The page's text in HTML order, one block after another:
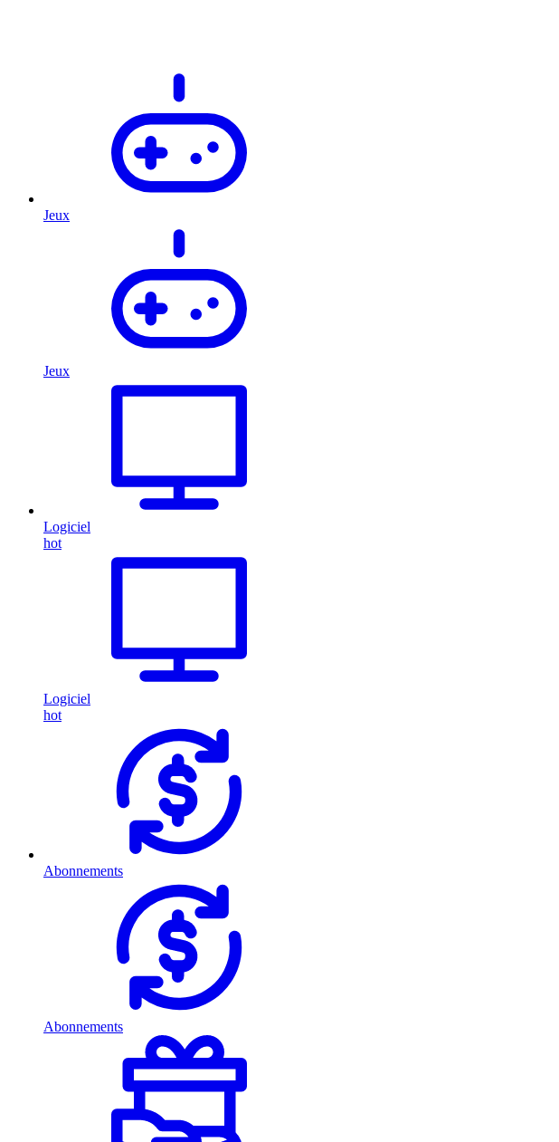
Jeux
Jeux
Logiciel
hot
Logiciel
hot
Abonnements
Abonnements